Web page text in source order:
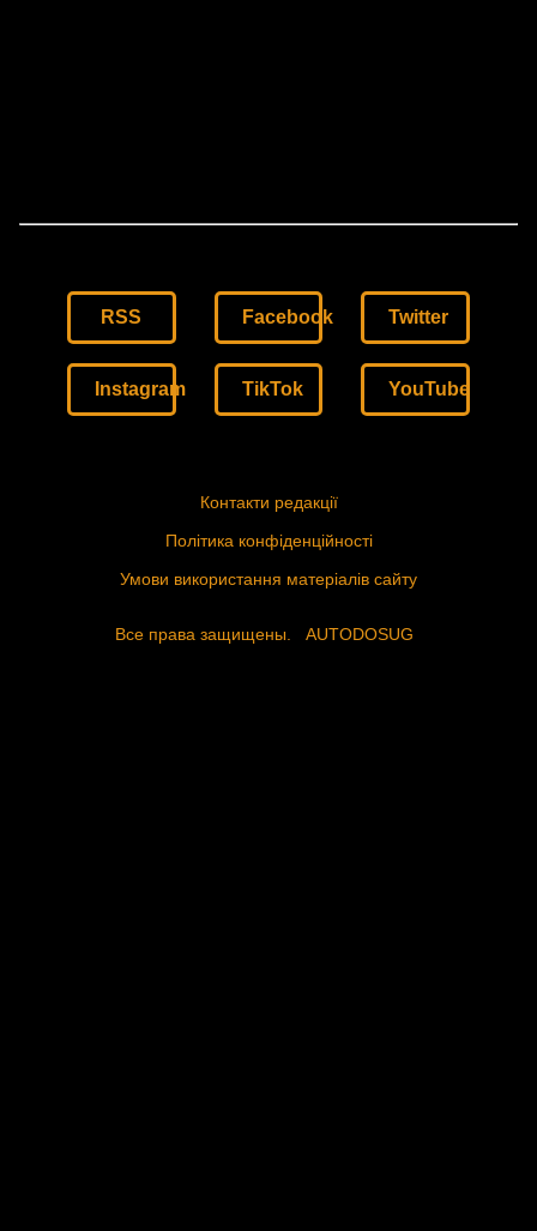
RSS Facebook Twitter
Instagram TikTok YouTube
Контакти редакції
Політика конфіденційності
Умови використання матеріалів сайту
Все права защищены. AUTODOSUG